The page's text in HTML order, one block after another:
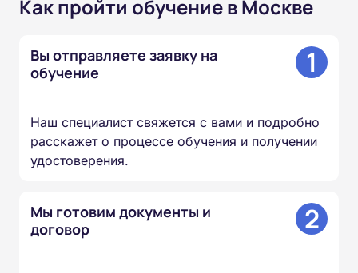
Как пройти обучение в Москве
Вы отправляете заявку на
обучение
1
Наш специалист свяжется с вами и подробно
расскажет о процессе обучения и получении
удостоверения.
Мы готовим документы и
договор
2